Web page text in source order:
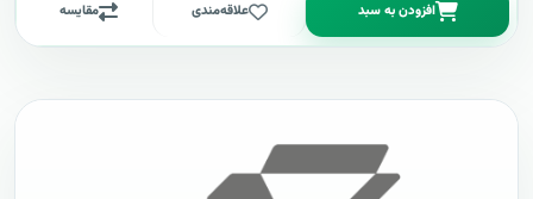
افزودن به سبد علاقه‌مندی مقایسه